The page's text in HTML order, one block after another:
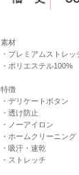
素材
・プレミアムストレ
・ポリエステル100%
特徴
・デリケートボタン
・透け防止
・ノーアイロン
・ホームクリーニング
・吸汗・速乾
・ストレッチ